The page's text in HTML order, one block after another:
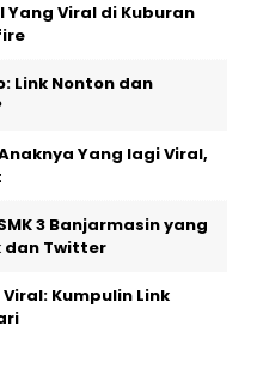
Yang Viral di Kuburan
Link Nonton dan
Yang lagi Viral,
3 Banjarmasin yang
dan Twitter
Kumpulin Link